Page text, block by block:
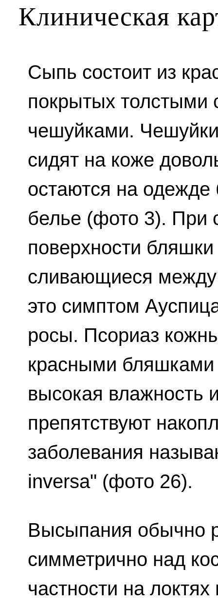
Клиническая
Сыпь состоит из
покрытых толстыми
чешуйками.
сидят на коже
остаются на одежде
белье (фото 3). При
поверхности
сливающиеся
это симптом
росы. Псориаз
красными бляшками
высокая влажность
препятствуют
заболевания
inversa" (фото 26).
Высыпания обычно
симметрично над
частности на